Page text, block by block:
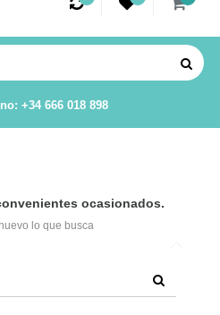
+34 666 018 898
ocasionados.
lo que busca